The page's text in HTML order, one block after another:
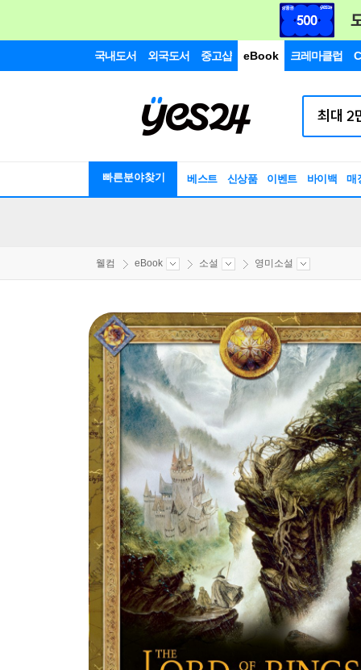
국내도서 외국도서 중고샵 eBook 크레마클럽
빠른분야찾기 베스트 신상품 이벤트 바이백 매
웰컴 eBook 소설 영미소설